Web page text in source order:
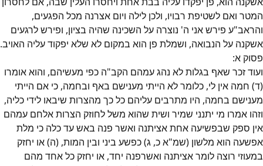
המטר ואם לשטיפת רבויו, ולכן לילה ויום אצרנה מכל הפגעים,
והראב"ע פירש אני ה' נוצרה על השכינה שהיה בציון, ופירש לרגעים
אשקנה על הנבואה, ושמלת פן הוא במקום לא שלא יפקוד עליה האויב.
פסוק א:
ועוד זכר שאף בגלות לא נהג עמהם הקב"ה כפי מעשיהם, והוא אומרו
(ד) חמה אין לי, כלומר לא הייתי מענישם באף ובחמה, כי אם הייתי
מענישם בחמה, היו מתרבים עליהם כל כך מהצרות שיבאו לידי כליה,
וזהו אמרו מי יתנני שמיר ושית שהוא משל לחוזק הצרות אלחם עמהם
אין ספק שבפשיעה אחת אציתנה ואשר פנה באש עד כלה כי מלת
אפשעה הוא מלשון (שמ"א כ, ג) כפשע ביני ובין המות, (ה) או יחזק
במעוזי רוצה לומר אציתנה ואשרפנה יחד, או יחזק כל אחד מהם